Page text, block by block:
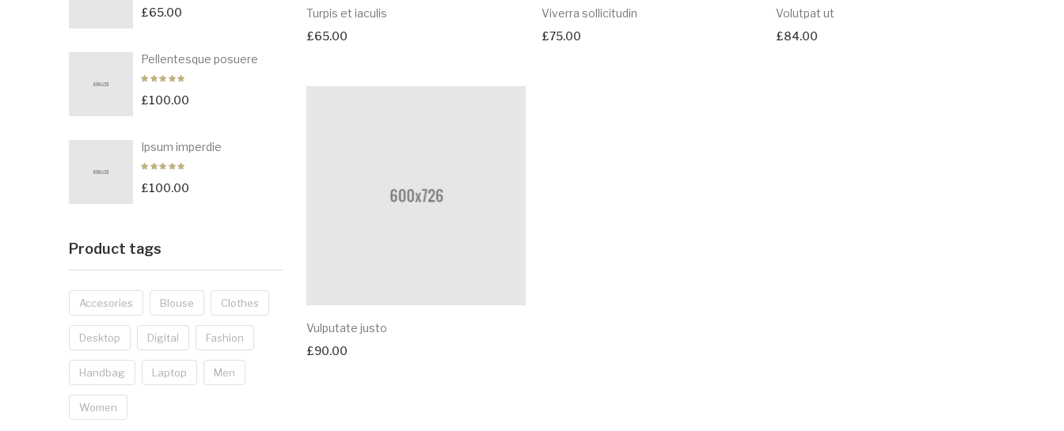
£65.00
Pellentesque posuere
£100.00
Ipsum imperdie
£100.00
Product tags
Accesories Blouse Clothes
Desktop Digital Fashion
Handbag Laptop Men
Women
Turpis et iaculis
£65.00
Viverra sollicitudin
£75.00
Volutpat ut
£84.00
Vulputate justo
£90.00